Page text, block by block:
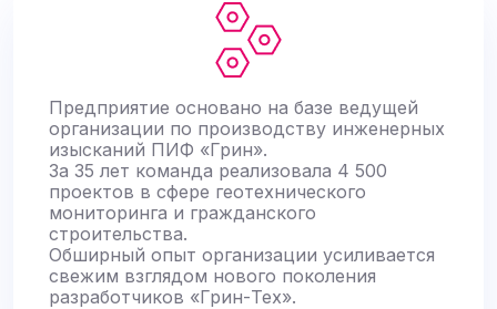
Предприятие основано на базе ведущей
организации по производству инженерных
изысканий ПИФ «Грин».
За 35 лет команда реализовала 4 500
проектов в сфере геотехнического
мониторинга и гражданского
строительства.
Обширный опыт организации усиливается
свежим взглядом нового поколения
разработчиков «Грин-Тех».